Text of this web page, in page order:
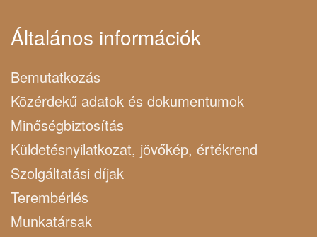
Általános információk
Bemutatkozás
Közérdekű adatok és dokumentumok
Minőségbiztosítás
Küldetésnyilatkozat, jövőkép, értékrend
Szolgáltatási díjak
Terembérlés
Munkatársak